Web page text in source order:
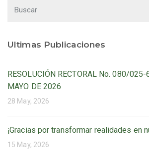
entradas
Ultimas Publicaciones
RESOLUCIÓN RECTORAL No. 080/
MAYO DE 2026
28 May, 2026
¡Gracias por transformar realidades en
15 May, 2026